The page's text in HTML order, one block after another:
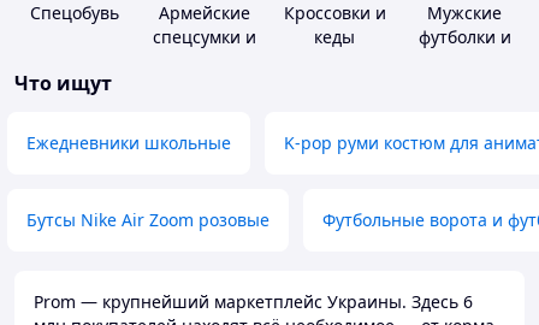
Спецобувь
Армейские
спецсумки и
Кроссовки и
кеды
Мужские
футболки и
Что ищут
Ежедневники школьные K-pop руми костюм для
Бутсы Nike Air Zoom розовые Футбольные ворота и
Prom — крупнейший маркетплейс Украины. Здесь 6